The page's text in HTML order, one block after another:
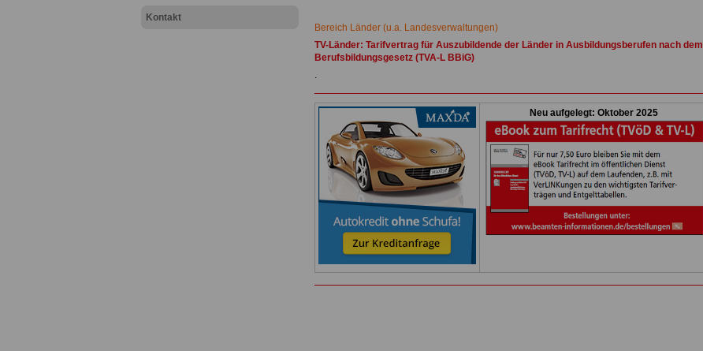
Kontakt
Bereich Länder (u.a. Landesverwaltungen)
TV-Länder: Tarifvertrag für Auszubildende der Länder in Ausbildungsberufen nach dem
Berufsbildungsgesetz (TVA-L BBiG)
.
Neu aufgelegt: Oktober 2025